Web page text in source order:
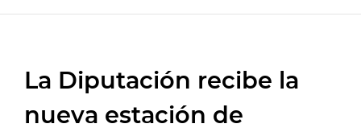
La Diputación recibe la
nueva estación de